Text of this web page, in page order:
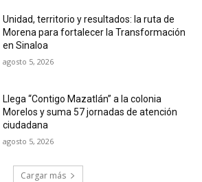
Unidad, territorio y resultados: la ruta de
Morena para fortalecer la Transformación
en Sinaloa
agosto 5, 2026
Llega “Contigo Mazatlán” a la colonia
Morelos y suma 57 jornadas de atención
ciudadana
agosto 5, 2026
Cargar más